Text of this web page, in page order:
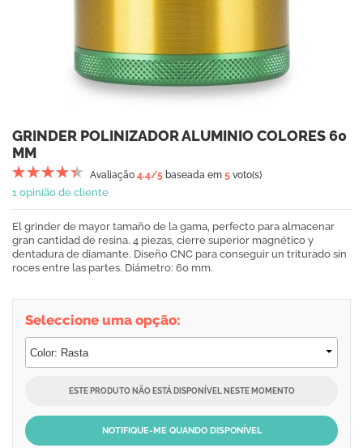
GRINDER POLINIZADOR ALUMINIO COLORES 60
MM
Avaliação 4.4/5 baseada em 5 voto(s)
1 opinião de cliente
El grinder de mayor tamaño de la gama, perfecto para almacenar
gran cantidad de resina. 4 piezas, cierre superior magnético y
dentadura de diamante. Diseño CNC para conseguir un triturado sin
roces entre las partes. Diámetro: 60 mm.
Seleccione uma opção:
ESTE PRODUTO NÃO ESTÁ DISPONÍVEL NESTE MOMENTO
NOTIFIQUE-ME QUANDO DISPONÍVEL